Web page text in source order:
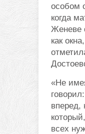
особом
когда
Женеве
как
«Не
вперед,
всех